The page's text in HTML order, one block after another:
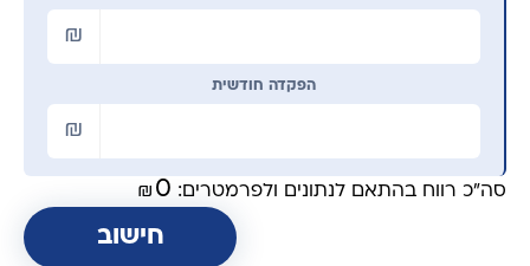
הפקדה חודשית
סה"כ רווח בהתאם לנתונים ולפרמטרים: ₪ 0
חישוב